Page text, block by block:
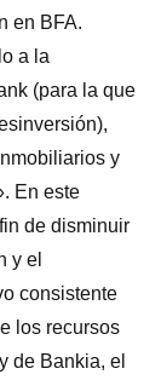
en BFA.
a la
(para la que
y
En este
de disminuir
y el
consistente
los recursos
de Bankia, el